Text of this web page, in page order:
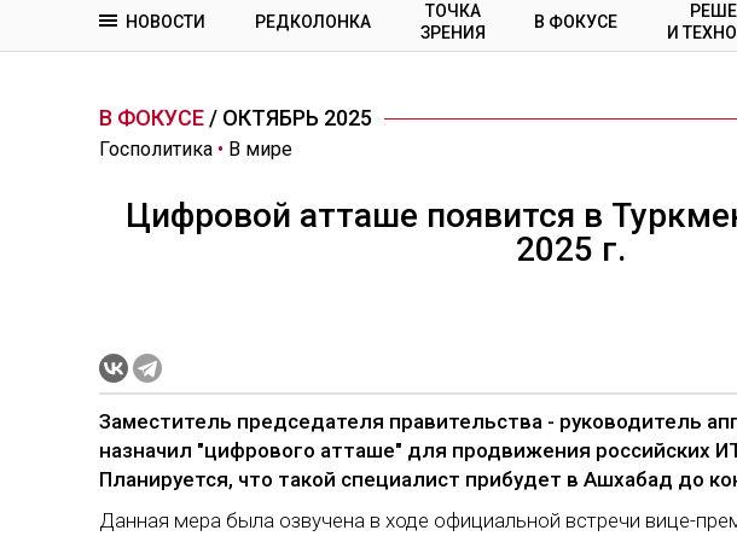
НОВОСТИ РЕДКОЛОНКА
ТОЧКА
ЗРЕНИЯ
В ФОКУСЕ
И
В ФОКУСЕ / ОКТЯБРЬ 2025
Госполитика • В мире
Цифровой атташе появится в
2025 г.
Заместитель председателя правительства - руководитель
назначил "цифрового атташе" для продвижения российских
Планируется, что такой специалист прибудет в Ашхабад до
Данная мера была озвучена в ходе официальной встречи вице-